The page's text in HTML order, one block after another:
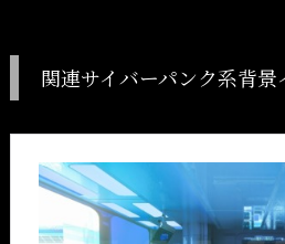
関連サイバーパンク系背景